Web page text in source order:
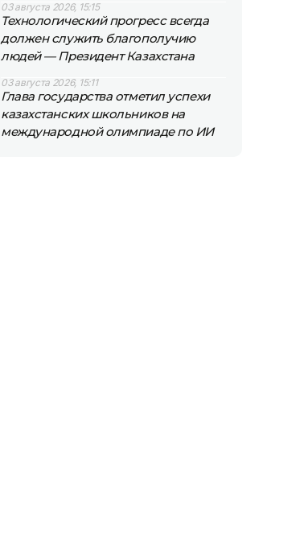
03 августа 2026, 15:15
Технологический прогресс всегда
должен служить благополучию
людей — Президент Казахстана
03 августа 2026, 15:11
Глава государства отметил успехи
казахстанских школьников на
международной олимпиаде по ИИ